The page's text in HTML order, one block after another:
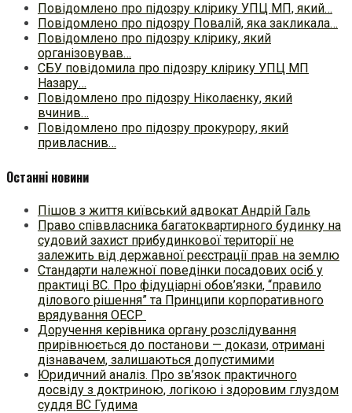
Повідомлено про підозру клірику УПЦ МП, який…
Повідомлено про підозру Повалій, яка закликала…
Повідомлено про підозру клірику, який
організовував…
СБУ повідомила про підозру клірику УПЦ МП
Назару…
Повідомлено про підозру Ніколаєнку, який
вчинив…
Повідомлено про підозру прокурору, який
привласнив…
Останні новини
Пішов з життя київський адвокат Андрій Галь
Право співвласника багатоквартирного будинку на
судовий захист прибудинкової території не
залежить від державної реєстрації прав на землю
Стандарти належної поведінки посадових осіб у
практиці ВC. Про фідуціарні обов’язки, “правило
ділового рішення” та Принципи корпоративного
врядування ОЕСР
Доручення керівника органу розслідування
прирівнюється до постанови — докази, отримані
дізнавачем, залишаються допустимими
Юридичний аналіз. Про зв’язок практичного
досвіду з доктриною, логікою і здоровим глуздом
суддя ВС Гудима